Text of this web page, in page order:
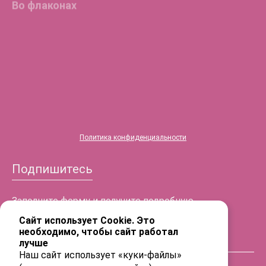
HYALREPAIR®-05
Политика конфиденциальности
Подпишитесь
Заполните форму и получите подробную
информацию!
ФИО
Сайт использует Cookie. Это
необходимо, чтобы сайт работал
лучше
Наш сайт использует «куки-файлы»